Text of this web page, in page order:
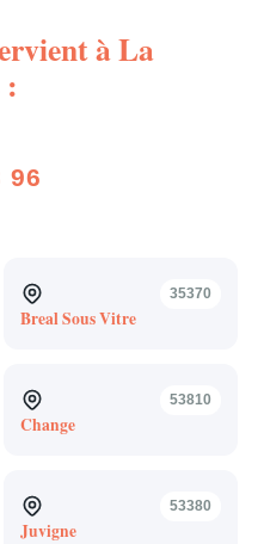
àLa
:
96
35370
Breal Sous Vitre
53810
Change
53380
Juvigne